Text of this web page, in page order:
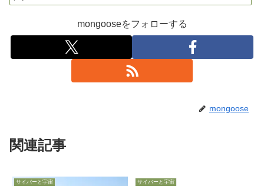
mongooseをフォローする
mongoose
関連記事
サイバーと宇宙 サイバーと宇宙